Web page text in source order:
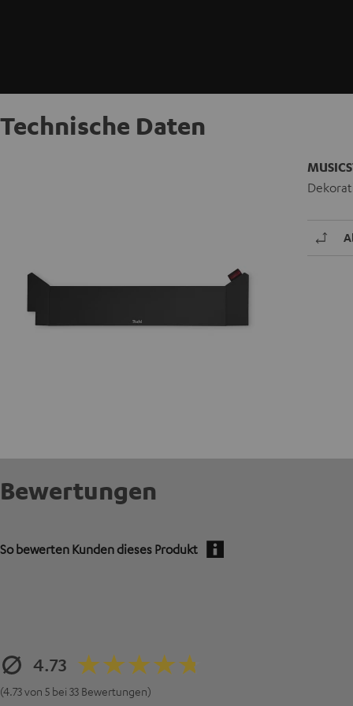
Technische Daten
Bewertungen
So bewerten Kunden dieses Produkt
4.73
(4.73 von 5 bei 33 Bewertungen)